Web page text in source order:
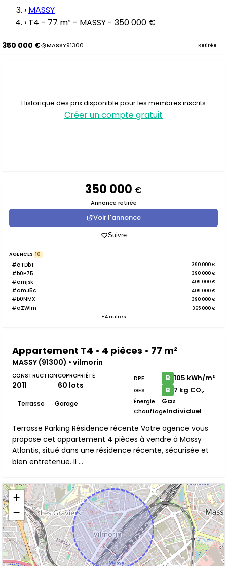
› MASSY
› T4 - 77 m² - MASSY - 350 000 €
350 000 € MASSY91300 Retirée
Historique des prix disponible pour les membres inscrits
Créer un compte gratuit
350 000 €
Annonce retirée
Voir l'annonce
Suivre
AGENCES 10
#aTDbT 390 000 €
#b0P75 390 000 €
#amjsk 409 000 €
#amJ5c 409 000 €
#b0NMX 390 000 €
#aZWlm
365 000 €
+4 autres
Appartement T4 • 4 pièces • 77 m²
MASSY (91300) • vilmorin
CONSTRUCTION
2011
COPROPRIÉTÉ
60 lots
Terrasse Garage
DPE B 105 kWh/m²
GES B 7 kg CO₂
Énergie Gaz
ChauffageIndividuel
Terrasse Parking Résidence récente Votre agence vous
propose cet appartement 4 pièces à vendre à Massy
Atlantis, situé dans une résidence récente, sécurisée et
bien entretenue. Il ...
+
−